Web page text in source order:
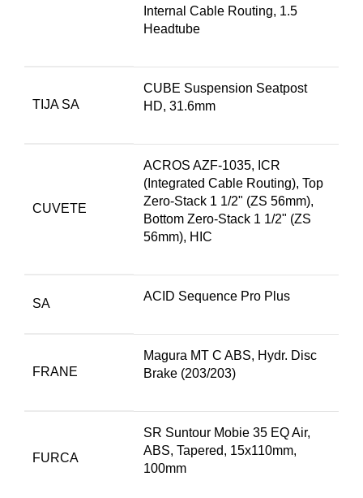
Internal Cable Routing, 1.5
Headtube
TIJA SA
CUBE Suspension Seatpost
HD, 31.6mm
CUVETE
ACROS AZF-1035, ICR
(Integrated Cable Routing), Top
Zero-Stack 1 1/2" (ZS 56mm),
Bottom Zero-Stack 1 1/2" (ZS
56mm), HIC
SA
ACID Sequence Pro Plus
FRANE
Magura MT C ABS, Hydr. Disc
Brake (203/203)
FURCA
SR Suntour Mobie 35 EQ Air,
ABS, Tapered, 15x110mm,
100mm